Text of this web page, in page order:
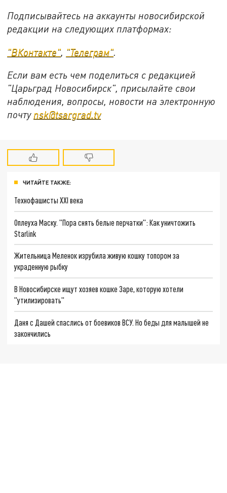
Подписывайтесь на аккаунты новосибирской
редакции на следующих платформах:
"ВКонтакте" "Телеграм"
Если вам есть чем поделиться с редакцией
"Царьград Новосибирск", присылайте свои
наблюдения, вопросы, новости на электронную
почту nsk@tsargrad.tv
ЧИТАЙТЕ ТАКЖЕ:
Технофашисты XXI века
Оплеуха Маску. "Пора снять белые перчатки": Как уничтожить
Starlink
Жительница Меленок изрубила живую кошку топором за
украденную рыбку
В Новосибирске ищут хозяев кошке Заре, которую хотели
"утилизировать"
Даня с Дашей спаслись от боевиков ВСУ. Но беды для малышей не
закончились